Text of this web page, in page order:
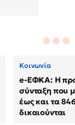
Κοινωνία
e-ΕΦΚΑ: Η
σύνταξη που
έως και τα
δικαιούνται